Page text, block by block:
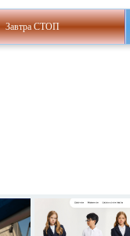
Завтра СТОП